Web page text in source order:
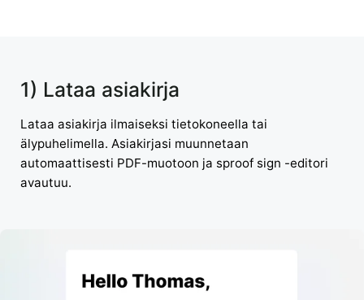
1) Lataa asiakirja
Lataa asiakirja ilmaiseksi tietokoneella tai
älypuhelimella. Asiakirjasi muunnetaan
automaattisesti PDF-muotoon ja sproof sign -editori
avautuu.